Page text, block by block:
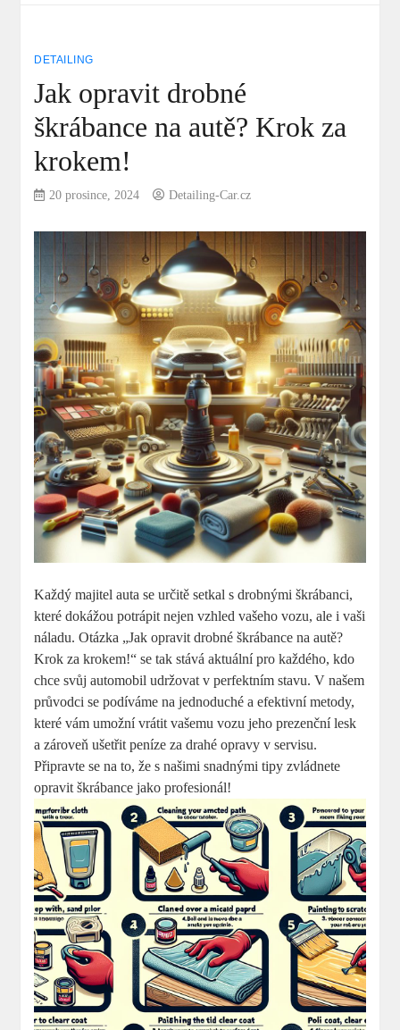
DETAILING
Jak opravit drobné
škrábance na autě? Krok za
krokem!
20 prosince, 2024 Detailing-Car.cz
Každý majitel auta se určitě setkal s drobnými škrábanci,
které dokážou potrápit nejen vzhled vašeho vozu, ale i vaši
náladu. Otázka „Jak opravit drobné škrábance na autě?
Krok za krokem!“ se tak stává aktuální pro každého, kdo
chce svůj automobil udržovat v perfektním stavu. V našem
průvodci se podíváme na jednoduché a efektivní metody,
které vám umožní vrátit vašemu vozu jeho prezenční lesk
a zároveň ušetřit peníze za drahé opravy v servisu.
Připravte se na to, že s našimi snadnými tipy zvládnete
opravit škrábance jako profesionál!